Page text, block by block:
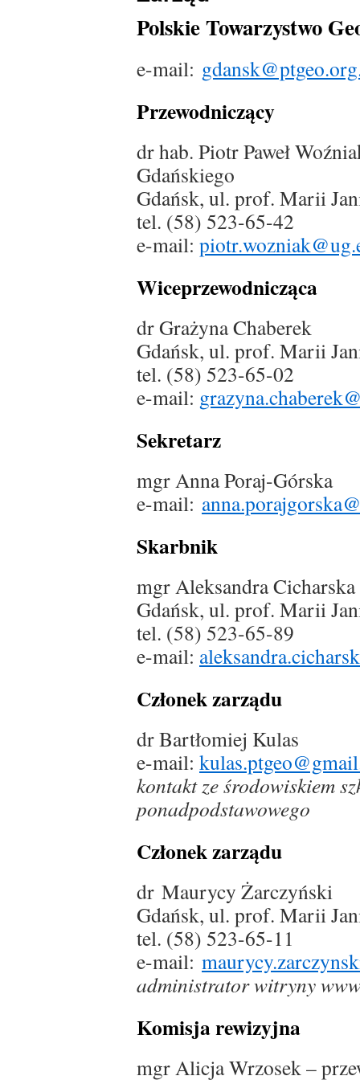
Polskie Towarzystwo
e-mail:
Przewodniczący
dr hab. Piotr Paweł
Gdańskiego
Gdańsk, ul. prof. Marii
tel. (58) 523-65-42
e-mail:
Wiceprzewodnicząca
dr Grażyna Chaberek
Gdańsk, ul. prof. Marii
tel. (58) 523-65-02
e-mail:
Sekretarz
mgr Anna Poraj-Górska
e-mail:
Skarbnik
mgr Aleksandra Cicharska
Gdańsk, ul. prof. Marii
tel. (58) 523-65-89
e-mail:
Członek zarządu
dr Bartłomiej Kulas
e-mail:
kontakt ze środowiskiem
ponadpodstawowego
Członek zarządu
dr Maurycy Żarczyński
Gdańsk, ul. prof. Marii
tel. (58) 523-65-11
e-mail:
administrator witryny
Komisja rewizyjna
mgr Alicja Wrzosek –